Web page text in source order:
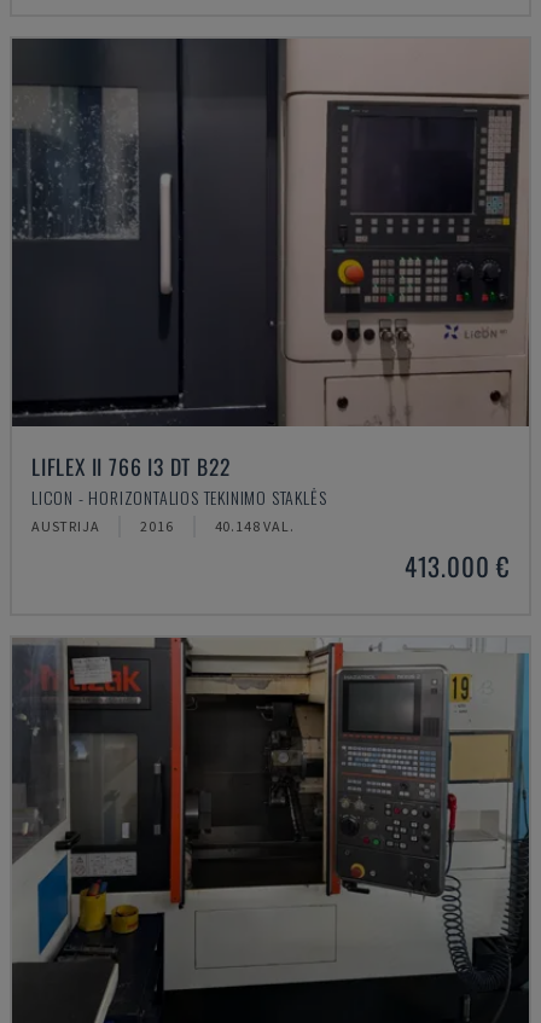
LIFLEX II 766 I3 DT B22
LICON - HORIZONTALIOS TEKINIMO STAKLĖS
AUSTRIJA 2016 40.148 VAL.
413.000 €